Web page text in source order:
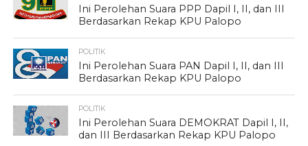
Ini Perolehan Suara PPP Dapil I, II, dan III
Berdasarkan Rekap KPU Palopo
POLITIK
Ini Perolehan Suara PAN Dapil I, II, dan III
Berdasarkan Rekap KPU Palopo
POLITIK
Ini Perolehan Suara DEMOKRAT Dapil I, II,
dan III Berdasarkan Rekap KPU Palopo